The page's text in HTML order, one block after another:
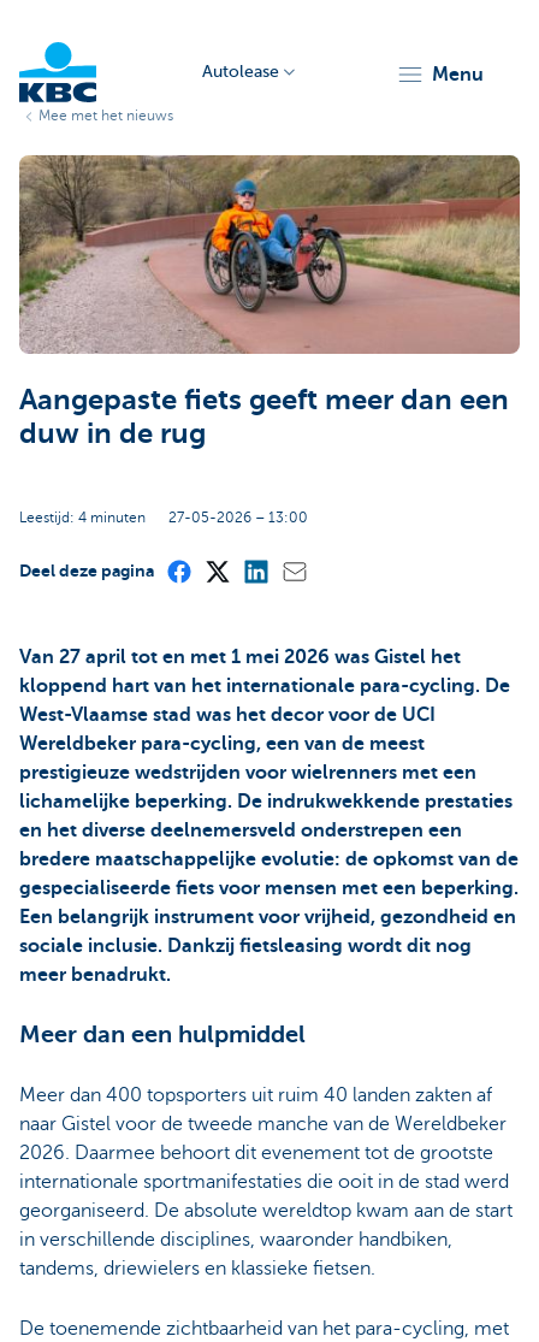
Corporate
Autolease menu
Mee met het nieuws
Aangepaste fiets geeft meer dan een
duw in de rug
Leestijd: 4 minuten 27-05-2026 – 13:00
Deel deze pagina
Van 27 april tot en met 1 mei 2026 was Gistel het
kloppend hart van het internationale para-cycling. De
West-Vlaamse stad was het decor voor de UCI
Wereldbeker para-cycling, een van de meest
prestigieuze wedstrijden voor wielrenners met een
lichamelijke beperking. De indrukwekkende prestaties
en het diverse deelnemersveld onderstrepen een
bredere maatschappelijke evolutie: de opkomst van de
gespecialiseerde fiets voor mensen met een beperking.
Een belangrijk instrument voor vrijheid, gezondheid en
sociale inclusie. Dankzij fietsleasing wordt dit nog
meer benadrukt.
Meer dan een hulpmiddel
Meer dan 400 topsporters uit ruim 40 landen zakten af
naar Gistel voor de tweede manche van de Wereldbeker
2026. Daarmee behoort dit evenement tot de grootste
internationale sportmanifestaties die ooit in de stad werd
georganiseerd. De absolute wereldtop kwam aan de start
in verschillende disciplines, waaronder handbiken,
tandems, driewielers en klassieke fietsen.
De toenemende zichtbaarheid van het para-cycling, met